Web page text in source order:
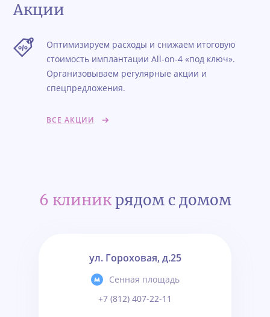
Акции
Оптимизируем расходы и снижаем итоговую
стоимость имплантации All-on-4 «под ключ».
Организовываем регулярные акции и
спецпредложения.
ВСЕ АКЦИИ
6 клиникрядом с домом
ул. Гороховая, д.25
Сенная площадь
+7 (812) 407-22-11